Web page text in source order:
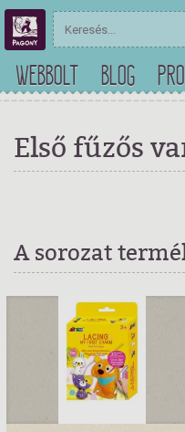
WEBBOLT BLOG
Első fűzős
A sorozat